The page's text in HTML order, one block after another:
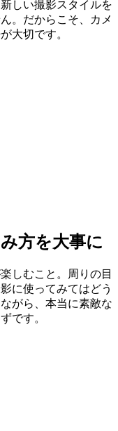
しい撮影スタイルを
。だからこそ、カメ
大切です。
方を大事に
しむこと。周りの目
に使ってみてはどう
がら、本当に素敵な
です。